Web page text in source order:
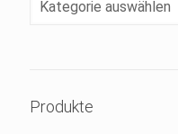
Dein
Produkte